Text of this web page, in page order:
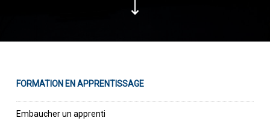
FORMATION EN APPRENTISSAGE
Embaucher un apprenti